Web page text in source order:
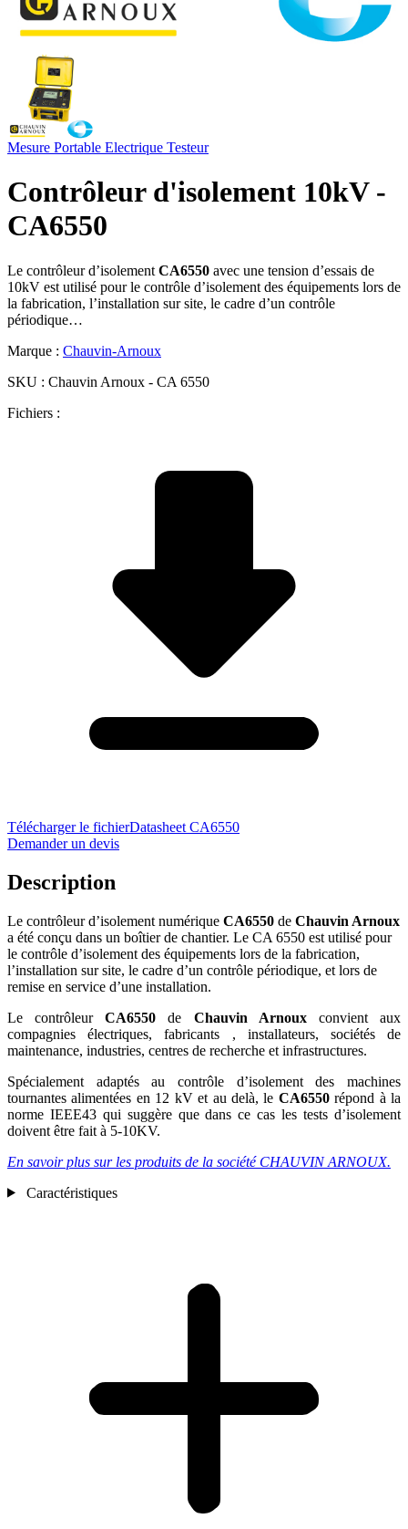
Mesure Portable Electrique Testeur
Contrôleur d'isolement 10kV -
CA6550
Le contrôleur d’isolement CA6550 avec une tension d’essais de
10kV est utilisé pour le contrôle d’isolement des équipements lors de
la fabrication, l’installation sur site, le cadre d’un contrôle
périodique…
Marque : Chauvin-Arnoux
SKU : Chauvin Arnoux - CA 6550
Fichiers :
Télécharger le fichierDatasheet CA6550
Demander un devis
Description
Le contrôleur d’isolement numérique CA6550 de Chauvin Arnoux
a été conçu dans un boîtier de chantier. Le CA 6550 est utilisé pour
le contrôle d’isolement des équipements lors de la fabrication,
l’installation sur site, le cadre d’un contrôle périodique, et lors de
remise en service d’une installation.
Le contrôleurCA6550de Chauvin Arnoux convient aux
compagnies électriques, fabricants , installateurs, sociétés de
maintenance, industries, centres de recherche et infrastructures.
Spécialement adaptés au contrôle d’isolement des machines
tournantes alimentées en 12 kV et au delà, le CA6550répond à la
norme IEEE43 qui suggère que dans ce cas les tests d’isolement
doivent être fait à 5-10KV.
En savoir plus sur les produits de la société CHAUVIN ARNOUX.
Caractéristiques